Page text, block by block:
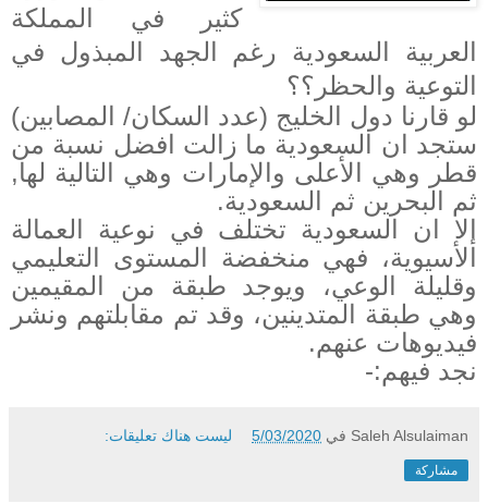
كثير في المملكة
العربية السعودية رغم الجهد المبذول في
التوعية والحظر؟؟
لو قارنا دول الخليج (عدد السكان/ المصابين)
ستجد ان السعودية ما زالت افضل نسبة من
قطر وهي الأعلى والإمارات وهي التالية لها,
ثم البحرين ثم السعودية.
إلا ان السعودية تختلف في نوعية العمالة
الأسيوية، فهي منخفضة المستوى التعليمي
وقليلة الوعي، ويوجد طبقة من المقيمين
وهي طبقة المتدينين، وقد تم مقابلتهم ونشر
فيديوهات عنهم.
نجد فيهم:-
Saleh Alsulaiman في 5/03/2020 ليست هناك تعليقات:
مشاركة